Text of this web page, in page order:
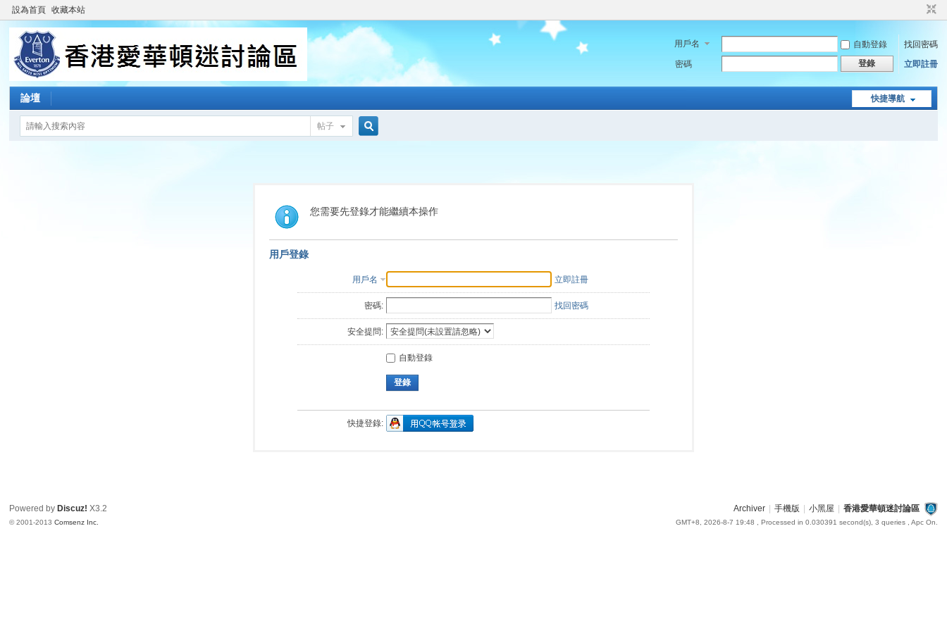
設為首頁 收藏本站
用戶名 自動登錄
找回密碼
密碼
登錄 立即註冊
快捷導航
論壇
帖子
索
您需要先登錄才能繼續本操作
用戶登錄
用戶名 立即註冊
密碼: 找回密碼
安全提問:
自動登錄
登錄
快捷登錄:
Archiver 手機版 小黑屋 香港愛華頓迷討論區
GMT+8, 2026-8-7 19:48 , Processed in 0.030391 second(s), 3 queries , Apc On.
Powered by Discuz! X3.2
© 2001-2013Comsenz Inc.